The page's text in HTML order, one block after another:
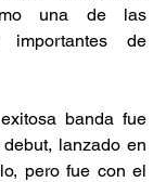
una de las
importantes de
banda fue
lanzado en
pero fue con el